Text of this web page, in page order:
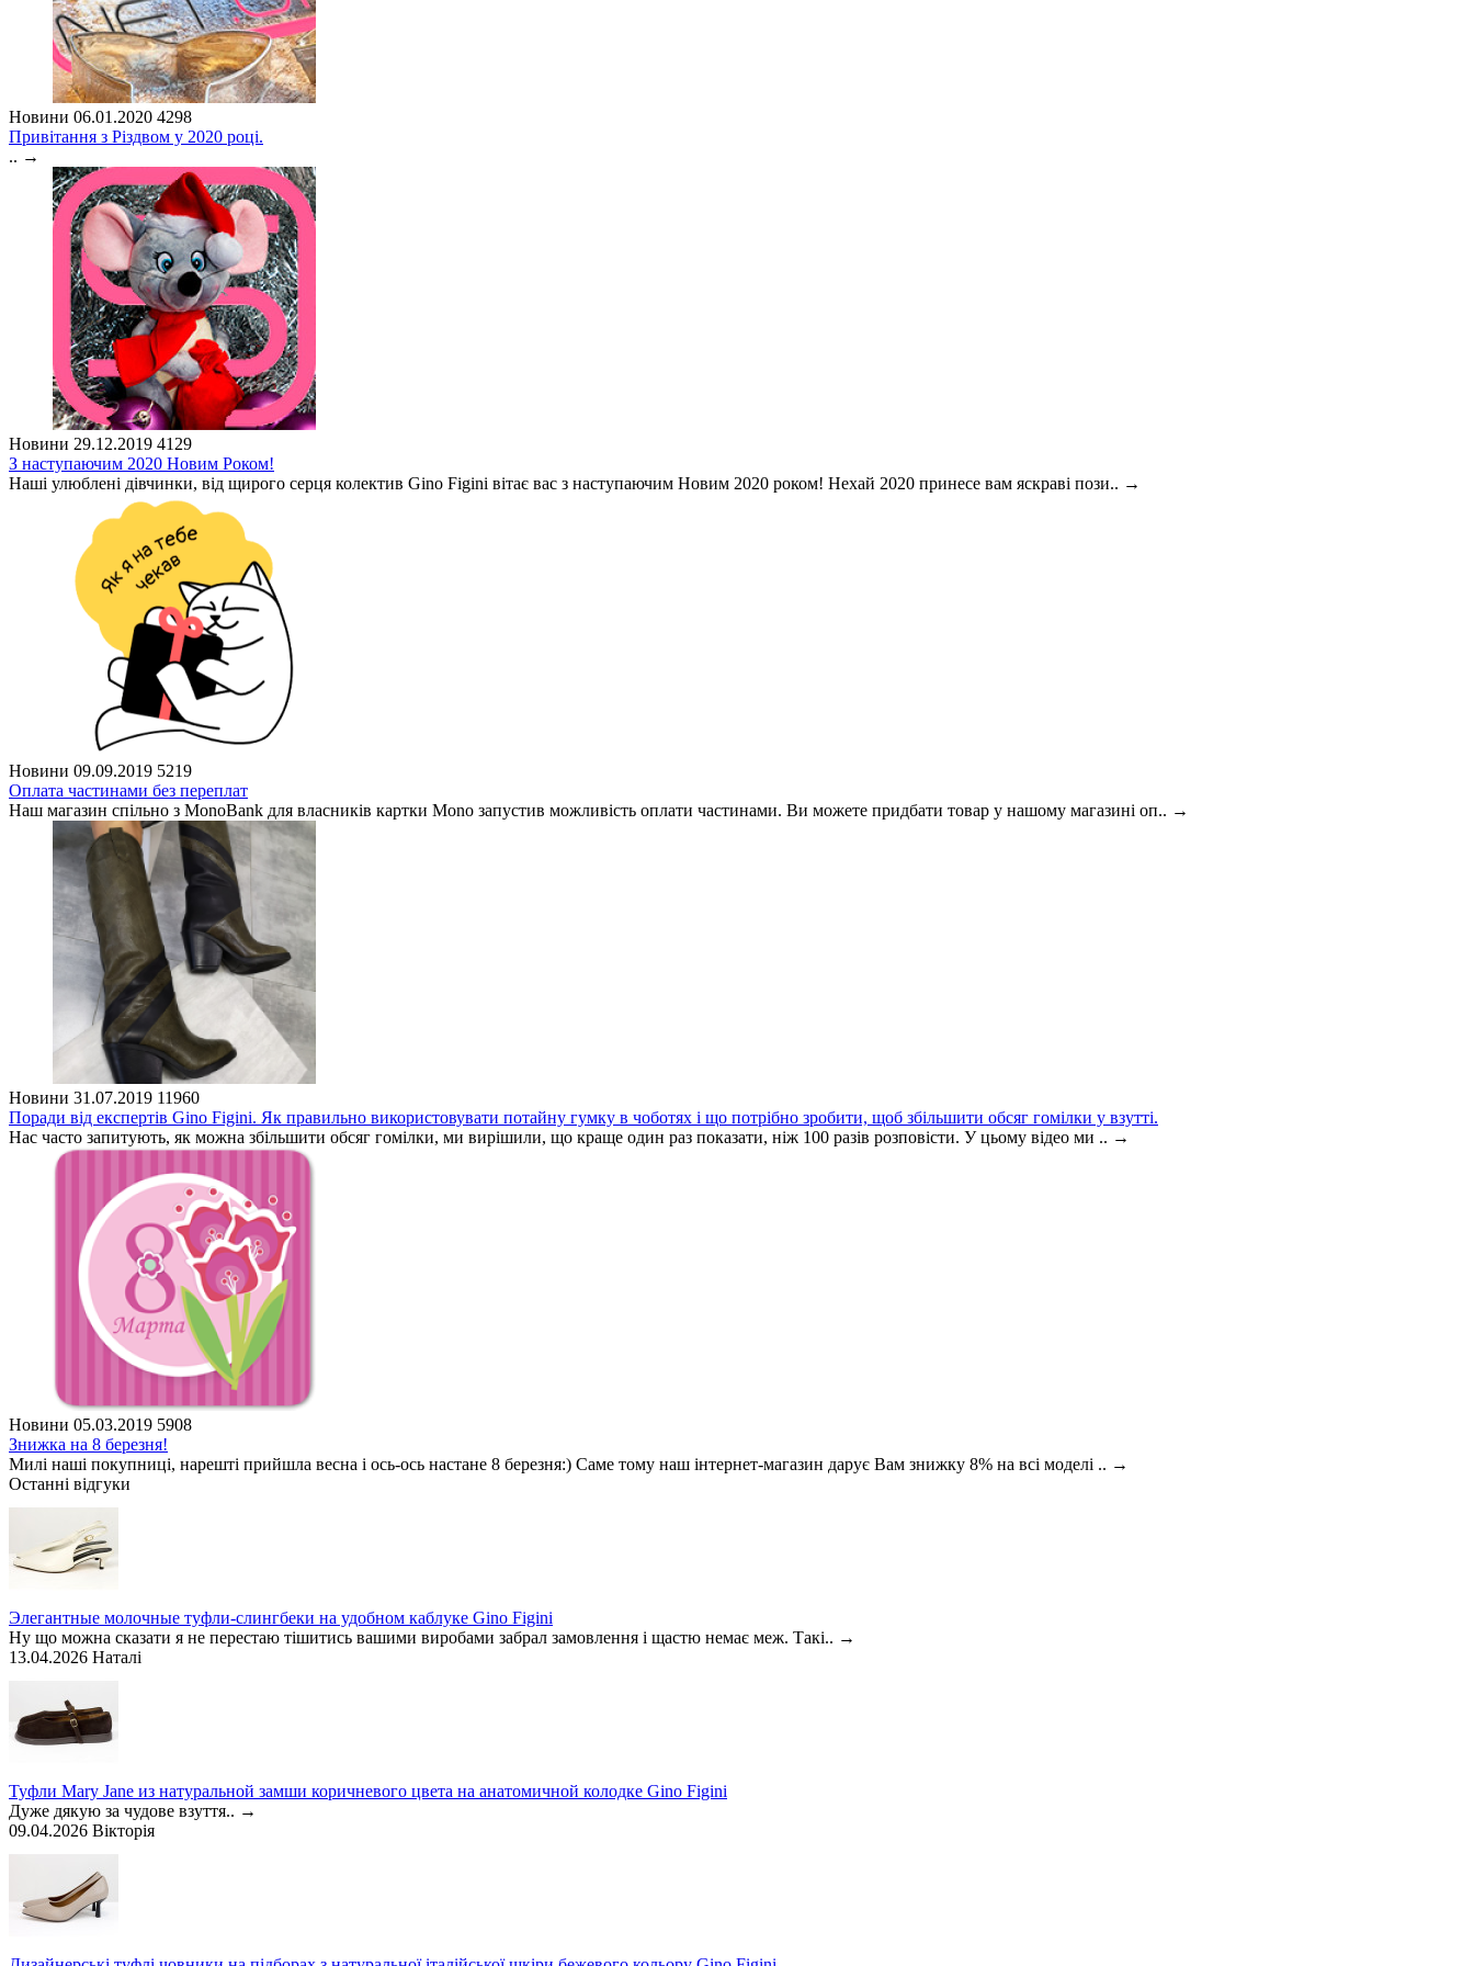
Новини 06.01.2020 4298
Привітання з Різдвом у 2020 році.
.. →
Новини 29.12.2019 4129
З наступаючим 2020 Новим Роком!
Наші улюблені дівчинки, від щирого серця колектив Gino Figini вітає вас з наступаючим Новим 2020 роком! Нехай 2020 принесе вам яскраві пози.. →
Новини 09.09.2019 5219
Оплата частинами без переплат
Наш магазин спільно з MonoBank для власників картки Mono запустив можливість оплати частинами. Ви можете придбати товар у нашому магазині оп.. →
Новини 31.07.2019 11960
Поради від експертів Gino Figini. Як правильно використовувати потайну гумку в чоботях і що потрібно зробити, щоб збільшити обсяг гомілки у взутті.
Нас часто запитують, як можна збільшити обсяг гомілки, ми вирішили, що краще один раз показати, ніж 100 разів розповісти. У цьому відео ми .. →
Новини 05.03.2019 5908
Знижка на 8 березня!
Милі наші покупниці, нарешті прийшла весна і ось-ось настане 8 березня:) Саме тому наш інтернет-магазин дарує Вам знижку 8% на всі моделі .. →
Останні відгуки
Элегантные молочные туфли-слингбеки на удобном каблуке Gino Figini
Ну що можна сказати я не перестаю тішитись вашими виробами забрал замовлення і щастю немає меж. Такі.. →
13.04.2026 Наталі
Туфли Mary Jane из натуральной замши коричневого цвета на анатомичной колодке Gino Figini
Дуже дякую за чудове взуття.. →
09.04.2026 Вікторія